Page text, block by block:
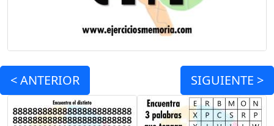
<ANTERIOR SIGUIENTE >